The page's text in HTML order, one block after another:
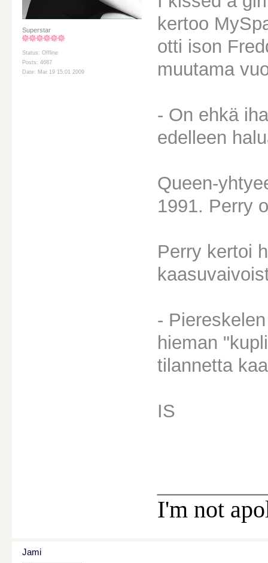
Superstar
Status: Offline
Posts: 4687
Date: Mar 19 15:01 2009
kertoo
otti ison
muutama
- On ehkä
edelleen
Queen-
1991. Perry
Perry kertoi
-
hieman
tilannetta
IS
I'm not
Jami